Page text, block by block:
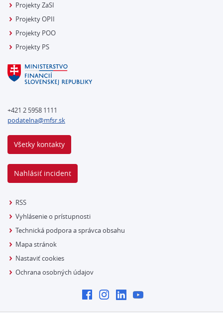
Projekty ZaSI
Projekty OPII
Projekty POO
Projekty PS
+421 2 5958 1111
podatelna@mfsr.sk
Všetky kontakty
Nahlásiť incident
RSS
Vyhlásenie o prístupnosti
Technická podpora a správca obsahu
Mapa stránok
Nastaviť cookies
Ochrana osobných údajov